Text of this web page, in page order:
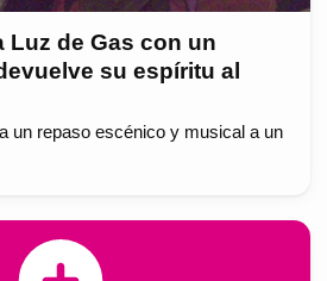
Luz de Gas con un
su espíritu al
un repaso escénico y musical a un